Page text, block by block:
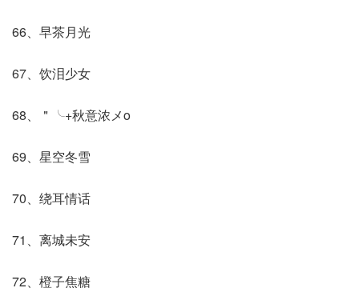
66、早茶月光
67、饮泪少女
68、＂╰+秋意浓メo
69、星空冬雪
70、绕耳情话
71、离城未安
72、橙子焦糖